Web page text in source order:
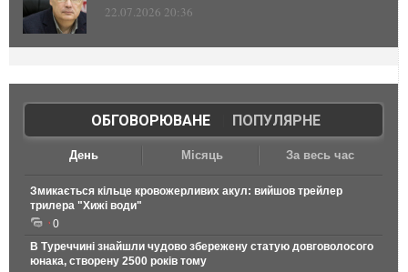
22.07.2026 20:36
ОБГОВОРЮВАНЕ| ПОПУЛЯРНЕ
День Місяць За весь час
Змикається кільце кровожерливих акул: вийшов трейлер
трилера "Хижі води"
0
В Туреччині знайшли чудово збережену статую довговолосого
юнака, створену 2500 років тому